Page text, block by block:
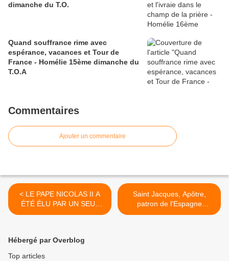
dimanche du T.O.
Quand souffrance rime avec
espérance, vacances et Tour de
France - Homélie 15ème dimanche du
T.O.A
Commentaires
Ajouter un commentaire
< LE PAPE NICOLAS II A
ÉTÉ ÉLU PAR UN SEUL
ÉLECTEUR ! DIT LA
Saint Jacques, Apôtre,
patron de l'Espagne
(Compostelle) : entre
Hébergé par Overblog
Top articles